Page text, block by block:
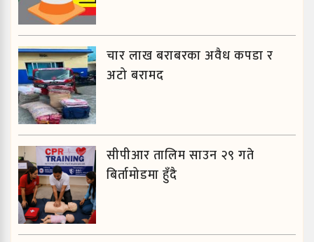
चार लाख बराबरका अवैध कपडा र
अटो बरामद
सीपीआर तालिम साउन २९ गते
बिर्तामोडमा हुँदै